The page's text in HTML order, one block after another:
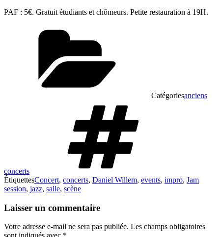
PAF : 5€. Gratuit étudiants et chômeurs. Petite restauration à 19H.
Catégoriesanciens
concerts
ÉtiquettesConcert, concerts, Daniel Willem, events, impro, Jam
session, jazz, salle, scène
Laisser un commentaire
Votre adresse e-mail ne sera pas publiée. Les champs obligatoires